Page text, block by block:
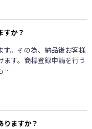
すか？
す。その為、納品後お客様
す。商標登録申請を行う
…
りますか？